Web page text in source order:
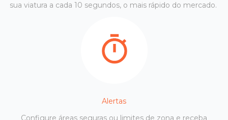
sua viatura a cada 10 segundos, o mais rápido do mercado.
Alertas
Configure áreas seguras ou limites de zona e receba